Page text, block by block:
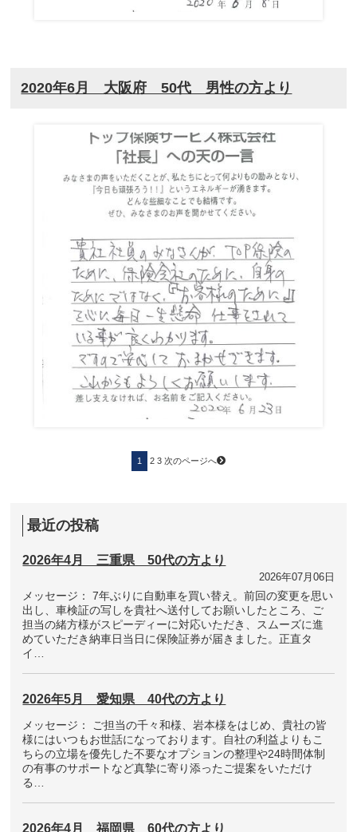
2020年6月 大阪府 50代 男性の方より
ペ1
ー
2 ー
3 次のページへ
最近の投稿
2026年4月 三重県 50代の方より
2026年07月06日
メッセージ： 7年ぶりに自動車を買い替え。前回の変更を思い
出し、車検証の写しを貴社へ送付してお願いしたところ、ご
担当の緒方様がスピーディーに対応いただき、スムーズに進
めていただき納車日当日に保険証券が届きました。正直タ
イ…
2026年5月 愛知県 40代の方より
メッセージ： ご担当の千々和様、岩本様をはじめ、貴社の皆
様にはいつもお世話になっております。自社の利益よりもこ
ちらの立場を優先した不要なオプションの整理や24時間体制
の有事のサポートなど真摯に寄り添ったご提案をいただけ
る…
2026年4月 福岡県 60代の方より